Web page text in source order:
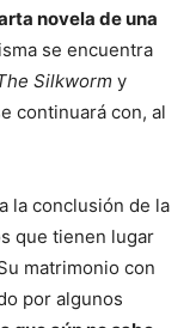
novela de una
se encuentra
Silkworm y
continuará con, al
la conclusión de la
que tienen lugar
matrimonio con
por algunos